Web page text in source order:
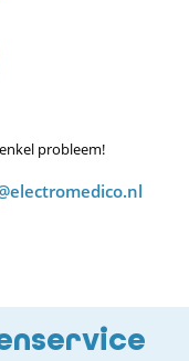
enkel probleem!